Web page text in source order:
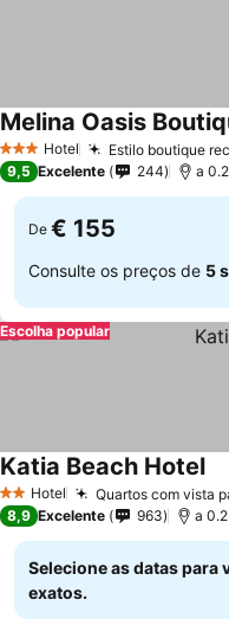
3 EstrelasHotel Estilo boutique
Melina Oasis
9,5 Excelente 244 a
De € 155
Consulte os preços de 5
Escolha popular
2 Estrelas
Hotel Quartos com vista
Katia Beach Hotel
8,9 Excelente 963 a
Selecione as datas para
exatos.